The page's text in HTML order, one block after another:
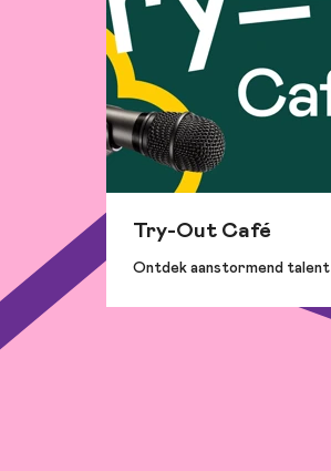
Try-Out Café
Ontdek aanstormend talent